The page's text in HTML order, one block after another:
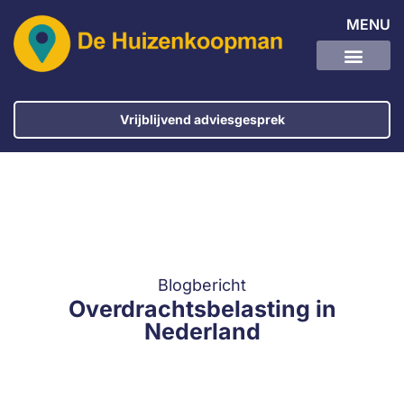
MENU
Vrijblijvend adviesgesprek
Blogbericht
Overdrachtsbelasting in
Nederland